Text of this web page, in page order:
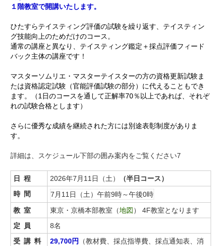
１階教室で開講いたします。
ひたすらテイスティング評価の試験を繰り返す、テイスティン
グ技能向上のためだけのコース。
通常の講座と異なり、テイスティング鑑定＋採点評価フィード
バック主体の講座です！
マスターソムリエ・マスターテイスターの方の資格更新試験ま
たは資格認定試験（官能評価試験の部分）に代えることもでき
ます。（1日のコースを通して正解率70％以上であれば、それぞ
れの試験合格とします）
さらに優秀な成績を継続された方には別途表彰制度がありま
す。
詳細は、スケジュール下部の囲み案内をご覧ください7
日程 2026年7月11日（土）
（半日コース）
時間
7月11日（土）午前9時～午後0時
教室
東京・京橋本部教室（地図 ） 4F教室となります
定員
8名
受講料
29,700円
（教材費、採点指導費、採点通知表、消